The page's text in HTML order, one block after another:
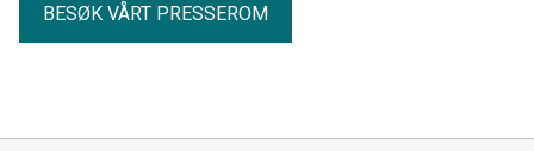
BESØK VÅRT PRESSEROM